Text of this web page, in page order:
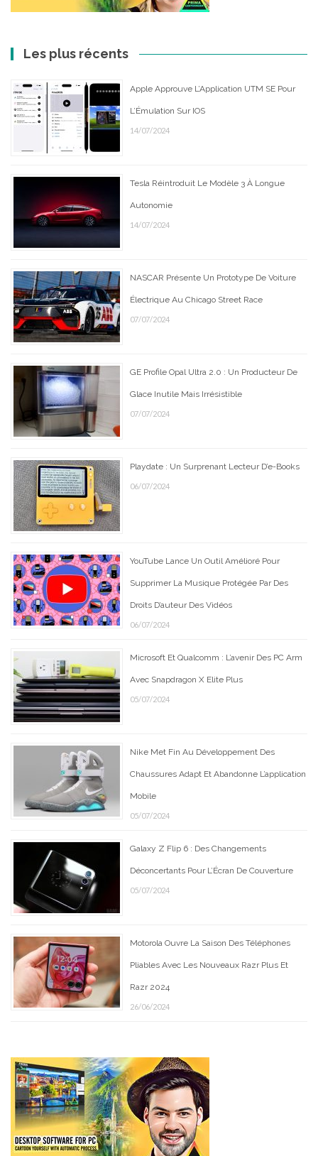
Les plus récents
Apple Approuve L’Application UTM SE Pour
L’Émulation Sur IOS
14/07/2024
Tesla Réintroduit Le Modèle 3 À Longue
Autonomie
14/07/2024
NASCAR Présente Un Prototype De Voiture
Électrique Au Chicago Street Race
07/07/2024
GE Profile Opal Ultra 2.0 : Un Producteur De
Glace Inutile Mais Irrésistible
07/07/2024
Playdate : Un Surprenant Lecteur D’e-Books
06/07/2024
YouTube Lance Un Outil Amélioré Pour
Supprimer La Musique Protégée Par Des
Droits D’auteur Des Vidéos
06/07/2024
Microsoft Et Qualcomm : L’avenir Des PC Arm
Avec Snapdragon X Elite Plus
05/07/2024
Nike Met Fin Au Développement Des
Chaussures Adapt Et Abandonne L’application
Mobile
05/07/2024
Galaxy Z Flip 6 : Des Changements
Déconcertants Pour L’Écran De Couverture
05/07/2024
Motorola Ouvre La Saison Des Téléphones
Pliables Avec Les Nouveaux Razr Plus Et
Razr 2024
26/06/2024